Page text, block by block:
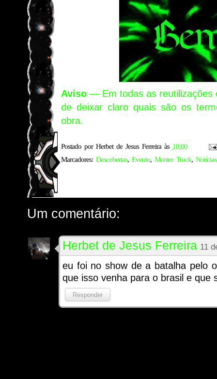
Aviso — Em todas as reutilizações
de deixar claro quais são os
obra.
Postado por Herbet de Jesus Ferreira às 18:00
Marcadores: Descobertas, Evento, Monter Truck, Notícias
Um comentário:
Herbet de Jesus Ferreira 11
eu foi no show de a batalha pelo
que isso venha para o brasil e que
Responder